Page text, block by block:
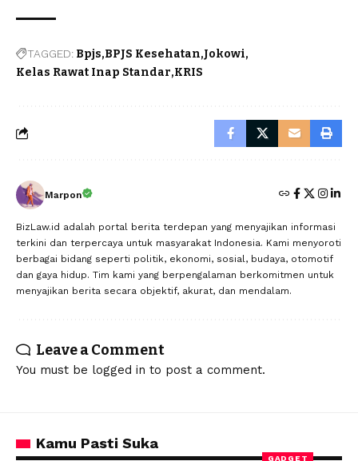
TAGGED: Bpjs BPJS Kesehatan Jokowi
Kelas Rawat Inap Standar KRIS
Marpon
BizLaw.id adalah portal berita terdepan yang menyajikan informasi
terkini dan terpercaya untuk masyarakat Indonesia. Kami menyoroti
berbagai bidang seperti politik, ekonomi, sosial, budaya, otomotif
dan gaya hidup. Tim kami yang berpengalaman berkomitmen untuk
menyajikan berita secara objektif, akurat, dan mendalam.
Leave a Comment
You must be logged in to post a comment.
Kamu Pasti Suka
GADGET